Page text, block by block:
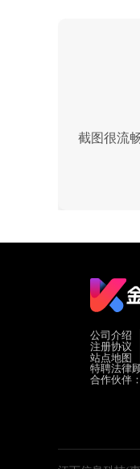
截图很流
公司介绍
注册协议
站点地图
特聘法律
合作伙伴：